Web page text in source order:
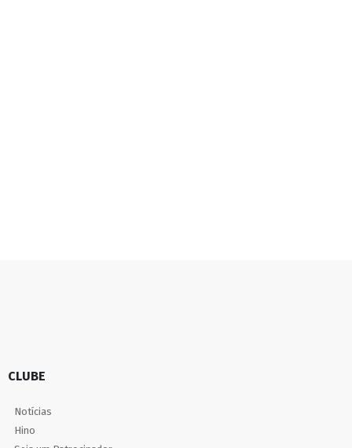
CLUBE
Notícias
Hino